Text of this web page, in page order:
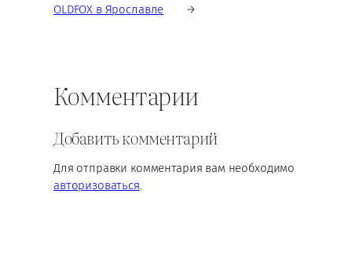
OLDFOX в Ярославле
→
Комментарии
Добавить комментарий
Для отправки комментария вам необходимо
авторизоваться.